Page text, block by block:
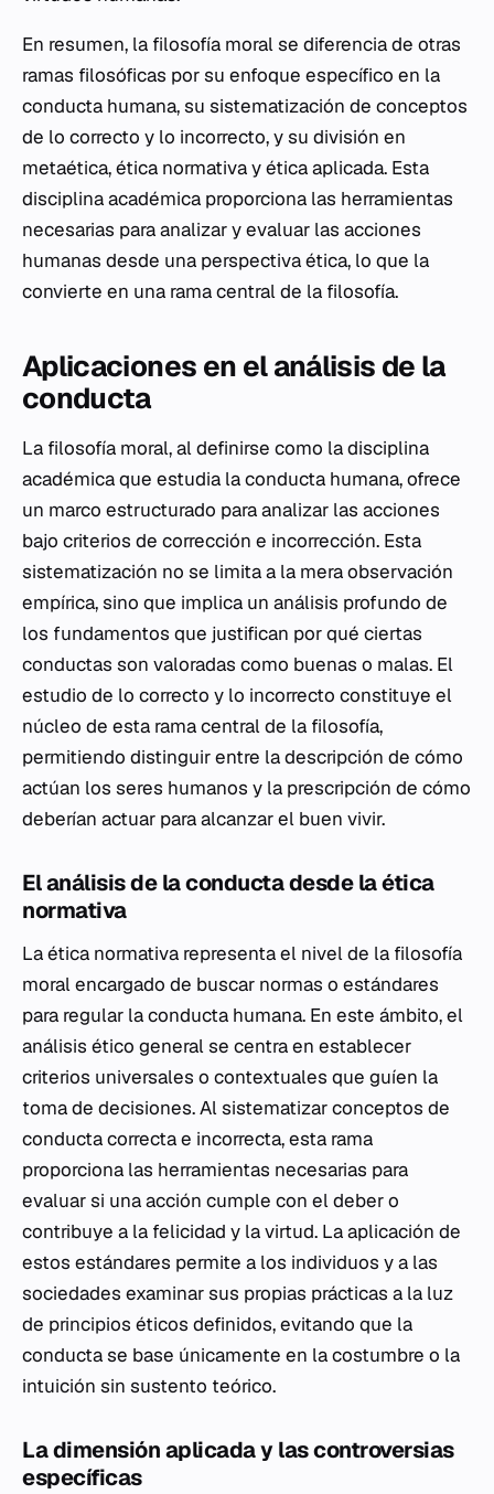
En resumen, la filosofía moral se diferencia de otras
ramas filosóficas por su enfoque específico en la
conducta humana, su sistematización de conceptos
de lo correcto y lo incorrecto, y su división en
metaética, ética normativa y ética aplicada. Esta
disciplina académica proporciona las herramientas
necesarias para analizar y evaluar las acciones
humanas desde una perspectiva ética, lo que la
convierte en una rama central de la filosofía.
Aplicaciones en el análisis de la
conducta
La filosofía moral, al definirse como la disciplina
académica que estudia la conducta humana, ofrece
un marco estructurado para analizar las acciones
bajo criterios de corrección e incorrección. Esta
sistematización no se limita a la mera observación
empírica, sino que implica un análisis profundo de
los fundamentos que justifican por qué ciertas
conductas son valoradas como buenas o malas. El
estudio de lo correcto y lo incorrecto constituye el
núcleo de esta rama central de la filosofía,
permitiendo distinguir entre la descripción de cómo
actúan los seres humanos y la prescripción de cómo
deberían actuar para alcanzar el buen vivir.
El análisis de la conducta desde la ética
normativa
La ética normativa representa el nivel de la filosofía
moral encargado de buscar normas o estándares
para regular la conducta humana. En este ámbito, el
análisis ético general se centra en establecer
criterios universales o contextuales que guíen la
toma de decisiones. Al sistematizar conceptos de
conducta correcta e incorrecta, esta rama
proporciona las herramientas necesarias para
evaluar si una acción cumple con el deber o
contribuye a la felicidad y la virtud. La aplicación de
estos estándares permite a los individuos y a las
sociedades examinar sus propias prácticas a la luz
de principios éticos definidos, evitando que la
conducta se base únicamente en la costumbre o la
intuición sin sustento teórico.
La dimensión aplicada y las controversias
específicas